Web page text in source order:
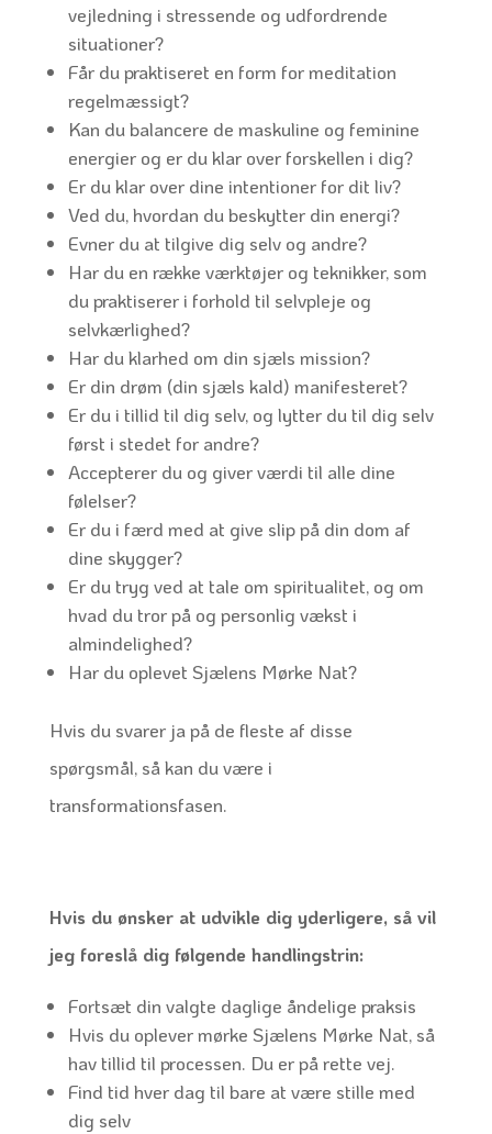
vejledning i stressende og udfordrende
situationer?
Får du praktiseret en form for meditation
regelmæssigt?
Kan du balancere de maskuline og feminine
energier og er du klar over forskellen i dig?
Er du klar over dine intentioner for dit liv?
Ved du, hvordan du beskytter din energi?
Evner du at tilgive dig selv og andre?
Har du en række værktøjer og teknikker, som
du praktiserer i forhold til selvpleje og
selvkærlighed?
Har du klarhed om din sjæls mission?
Er din drøm (din sjæls kald) manifesteret?
Er du i tillid til dig selv, og lytter du til dig selv
først i stedet for andre?
Accepterer du og giver værdi til alle dine
følelser?
Er du i færd med at give slip på din dom af
dine skygger?
Er du tryg ved at tale om spiritualitet, og om
hvad du tror på og personlig vækst i
almindelighed?
Har du oplevet Sjælens Mørke Nat?
Hvis du svarer ja på de fleste af disse
spørgsmål, så kan du være i
transformationsfasen.
Hvis du ønsker at udvikle dig yderligere, så vil
jeg foreslå dig følgende handlingstrin:
Fortsæt din valgte daglige åndelige praksis
Hvis du oplever mørke Sjælens Mørke Nat, så
hav tillid til processen. Du er på rette vej.
Find tid hver dag til bare at være stille med
dig selv